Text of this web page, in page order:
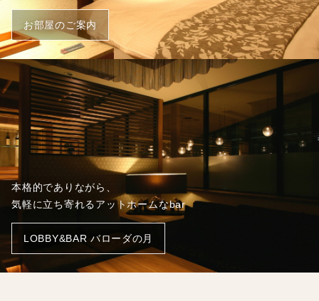
お部屋のご案内
本格的でありながら、
気軽に立ち寄れるアットホームなbar
LOBBY&BAR バローダの月